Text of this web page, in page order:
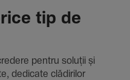
tip de
pentru soluții și
dedi­cate clădi­rilor